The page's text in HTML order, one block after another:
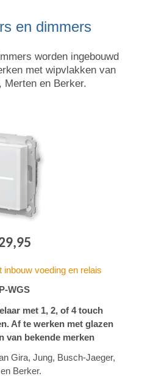
en dimmers
worden ingebouwd
met wipvlakken van
Merten en Berker.
voeding en relais
WGS
met 1, 2, of 4 touch
Af te werken met glazen
van bekende merken
Gira, Jung, Busch-Jaeger,
Berker.